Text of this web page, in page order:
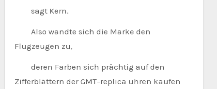
sagt Kern.
Also wandte sich die Marke den
Flugzeugen zu,
deren Farben sich prächtig auf den
Zifferblättern der GMT-replica uhren kaufen